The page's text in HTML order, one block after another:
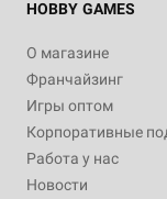
HOBBY GAMES
О магазине
Франчайзинг
Игры оптом
Корпоративные
Работа у нас
Новости